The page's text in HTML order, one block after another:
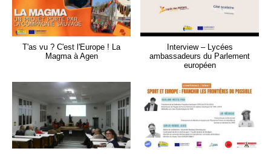
T'as vu ? C'est l'Europe ! La
Magma à Agen
Interview – Lycées
ambassadeurs du Parlement
européen